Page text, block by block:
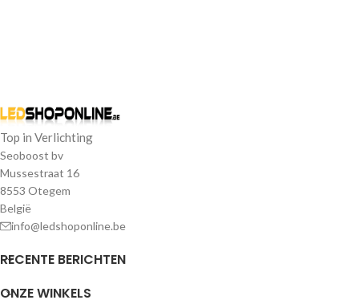
Top in Verlichting
Seoboost bv
Mussestraat 16
8553 Otegem
België
info@ledshoponline.be
RECENTE BERICHTEN
ONZE WINKELS